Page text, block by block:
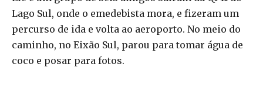
Lago Sul, onde o emedebista mora, e fizeram um
percurso de ida e volta ao aeroporto. No meio do
caminho, no Eixão Sul, parou para tomar água de
coco e posar para fotos.